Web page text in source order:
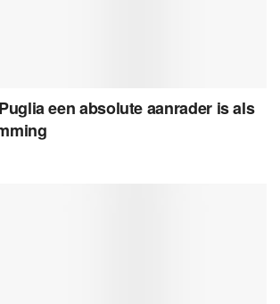
een absolute aanrader is als